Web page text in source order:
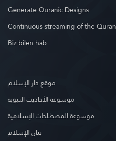
Generate Quranic Designs
Continuous streaming of the Quran
Biz bilen hab
موقع دار الإسلام
موسوعة الأحاديث النبوية
موسوعة المصطلحات الإسلامية
بيان الإسلام